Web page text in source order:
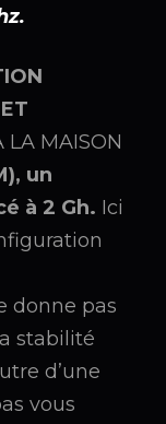
LA MAISON
un
à 2 Gh. Ici
donne pas
stabilité
d’une
vous